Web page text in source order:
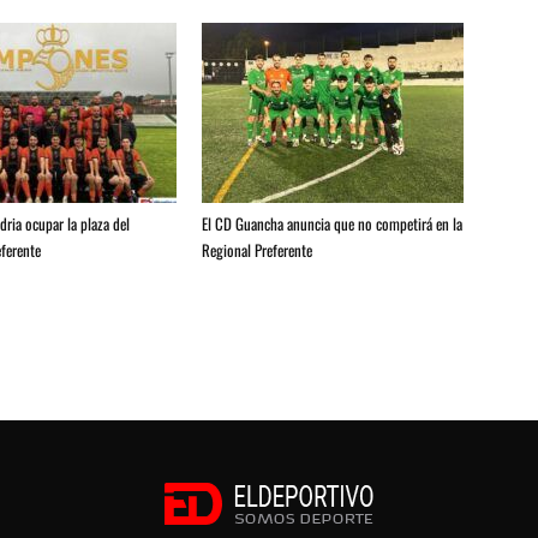
ocupar la plaza del
El CD Guancha anuncia que no competirá en la
Regional Preferente